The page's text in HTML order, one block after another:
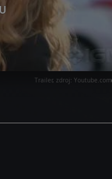
Trailer, zdroj: Youtube.com